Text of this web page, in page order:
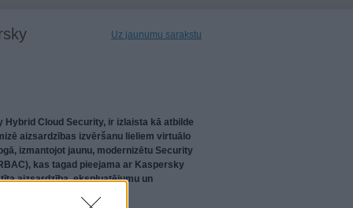
Uz jaunumu sarakstu
Cloud Security, ir izlaista kā atbilde
aizsardzības izvēršanu lieliem virtuālo
izmantojot jaunu, modernizētu Security
kas tagad pieejama ar Kaspersky
aizsardzība, ekspluatējumu un